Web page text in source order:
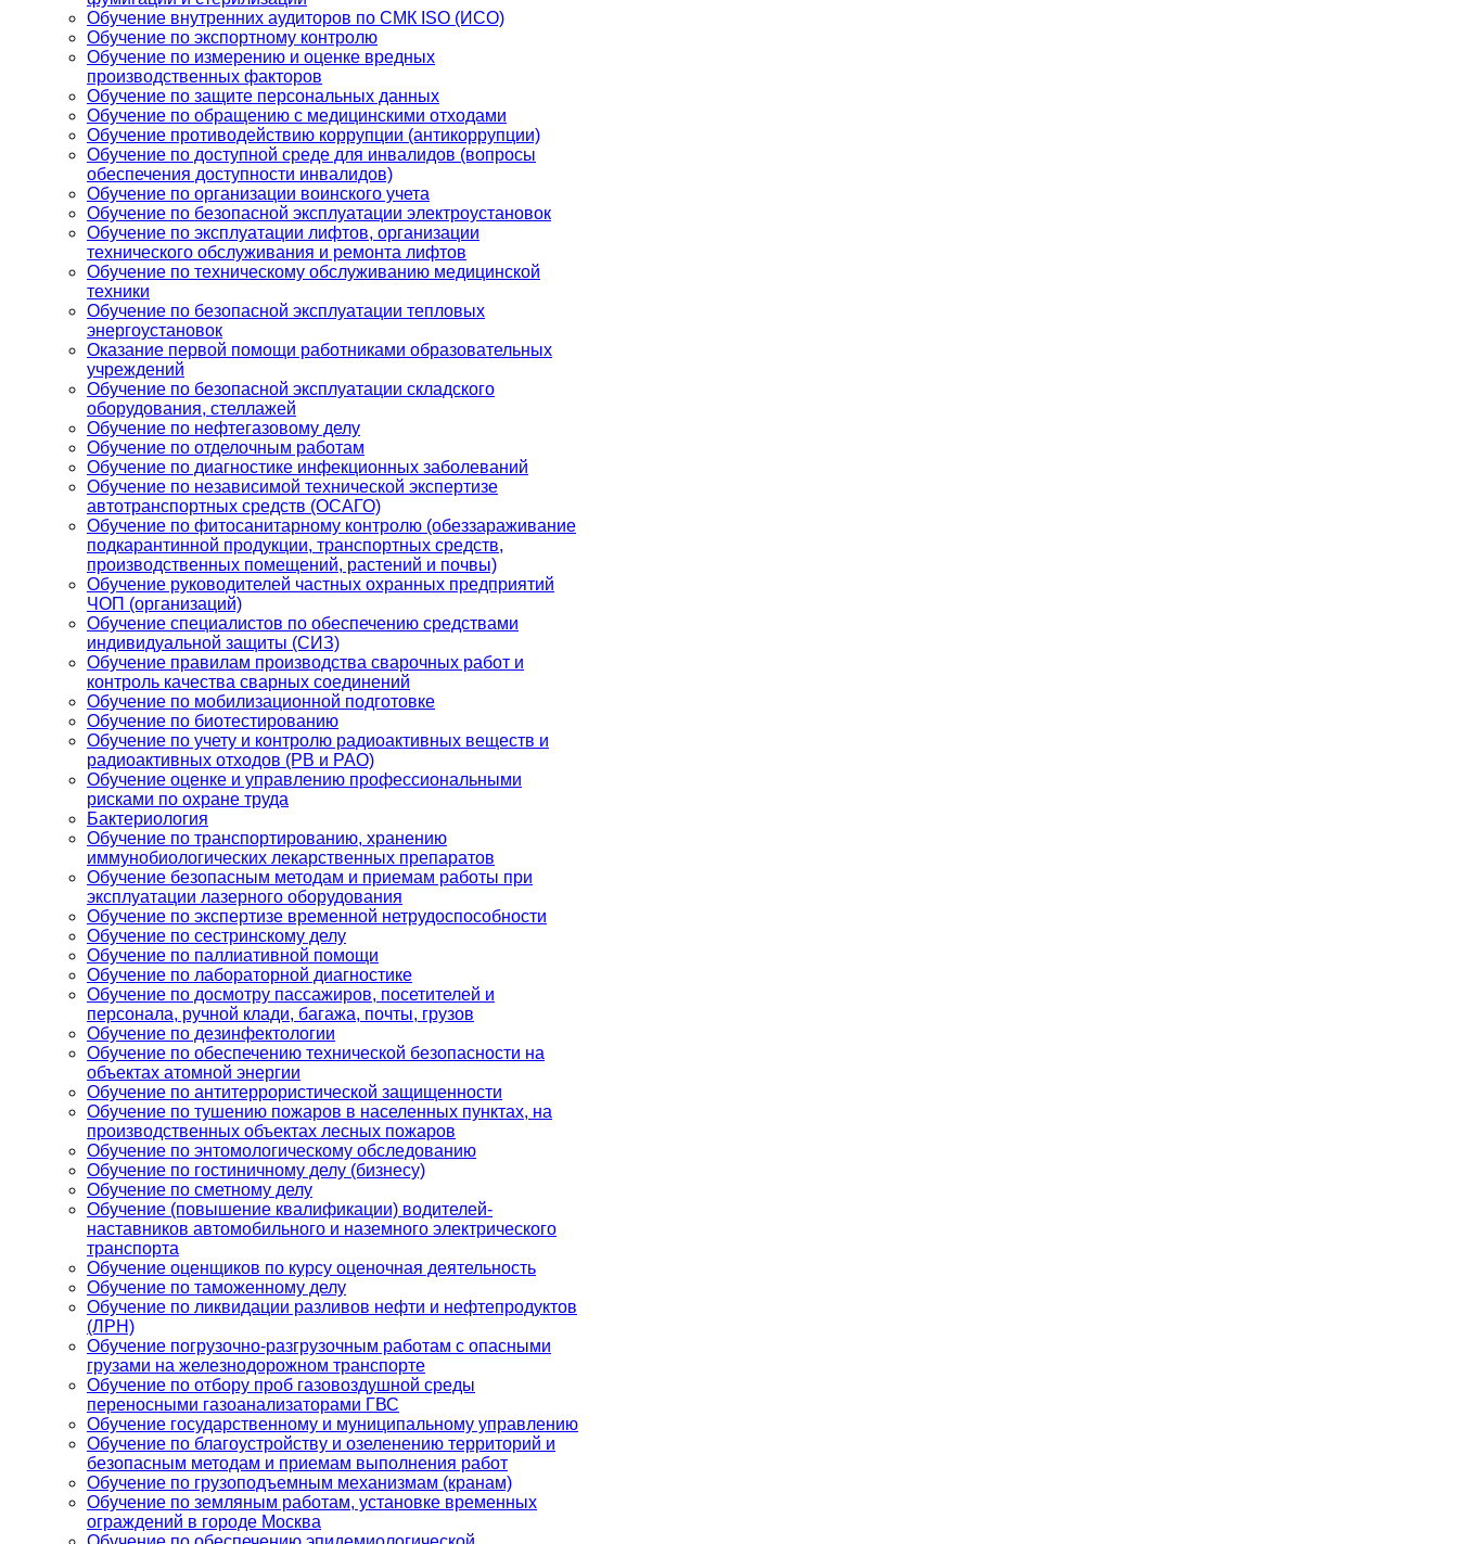
Обучение внутренних аудиторов по СМК ISO (ИСО)
Обучение по экспортному контролю
Обучение по измерению и оценке вредных
производственных факторов
Обучение по защите персональных данных
Обучение по обращению с медицинскими отходами
Обучение противодействию коррупции (антикоррупции)
Обучение по доступной среде для инвалидов (вопросы
обеспечения доступности инвалидов)
Обучение по организации воинского учета
Обучение по безопасной эксплуатации электроустановок
Обучение по эксплуатации лифтов, организации
технического обслуживания и ремонта лифтов
Обучение по техническому обслуживанию медицинской
техники
Обучение по безопасной эксплуатации тепловых
энергоустановок
Оказание первой помощи работниками образовательных
учреждений
Обучение по безопасной эксплуатации складского
оборудования, стеллажей
Обучение по нефтегазовому делу
Обучение по отделочным работам
Обучение по диагностике инфекционных заболеваний
Обучение по независимой технической экспертизе
автотранспортных средств (ОСАГО)
Обучение по фитосанитарному контролю (обеззараживание
подкарантинной продукции, транспортных средств,
производственных помещений, растений и почвы)
Обучение руководителей частных охранных предприятий
ЧОП (организаций)
Обучение специалистов по обеспечению средствами
индивидуальной защиты (СИЗ)
Обучение правилам производства сварочных работ и
контроль качества сварных соединений
Обучение по мобилизационной подготовке
Обучение по биотестированию
Обучение по учету и контролю радиоактивных веществ и
радиоактивных отходов (РВ и РАО)
Обучение оценке и управлению профессиональными
рисками по охране труда
Бактериология
Обучение по транспортированию, хранению
иммунобиологических лекарственных препаратов
Обучение безопасным методам и приемам работы при
эксплуатации лазерного оборудования
Обучение по экспертизе временной нетрудоспособности
Обучение по сестринскому делу
Обучение по паллиативной помощи
Обучение по лабораторной диагностике
Обучение по досмотру пассажиров, посетителей и
персонала, ручной клади, багажа, почты, грузов
Обучение по дезинфектологии
Обучение по обеспечению технической безопасности на
объектах атомной энергии
Обучение по антитеррористической защищенности
Обучение по тушению пожаров в населенных пунктах, на
производственных объектах лесных пожаров
Обучение по энтомологическому обследованию
Обучение по гостиничному делу (бизнесу)
Обучение по сметному делу
Обучение (повышение квалификации) водителей-
наставников автомобильного и наземного электрического
транспорта
Обучение оценщиков по курсу оценочная деятельность
Обучение по таможенному делу
Обучение по ликвидации разливов нефти и нефтепродуктов
(ЛРН)
Обучение погрузочно-разгрузочным работам с опасными
грузами на железнодорожном транспорте
Обучение по отбору проб газовоздушной среды
переносными газоанализаторами ГВС
Обучение государственному и муниципальному управлению
Обучение по благоустройству и озеленению территорий и
безопасным методам и приемам выполнения работ
Обучение по грузоподъемным механизмам (кранам)
Обучение по земляным работам, установке временных
ограждений в городе Москва